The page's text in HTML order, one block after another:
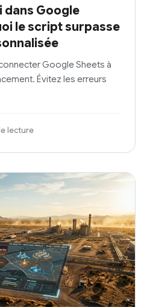
dans Google
le script surpasse
Google Sheets à
Évitez les erreurs
lecture